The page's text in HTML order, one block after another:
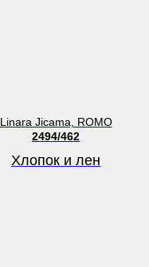
Linara Jicama, ROMO
2494/462
Хлопок и лен